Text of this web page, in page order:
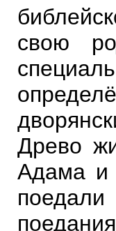
свою
Древо
Адама и